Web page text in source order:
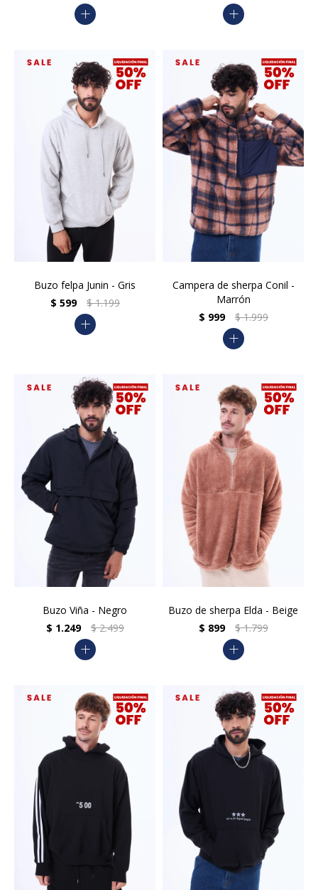
add add
Buzo felpa Junin - Gris
$ 599 $ 1.199
add
Campera de sherpa Conil -
Marrón
$ 999 $ 1.999
add
Buzo Viña - Negro
$ 1.249 $ 2.499
add
Buzo de sherpa Elda - Beige
$ 899 $ 1.799
add